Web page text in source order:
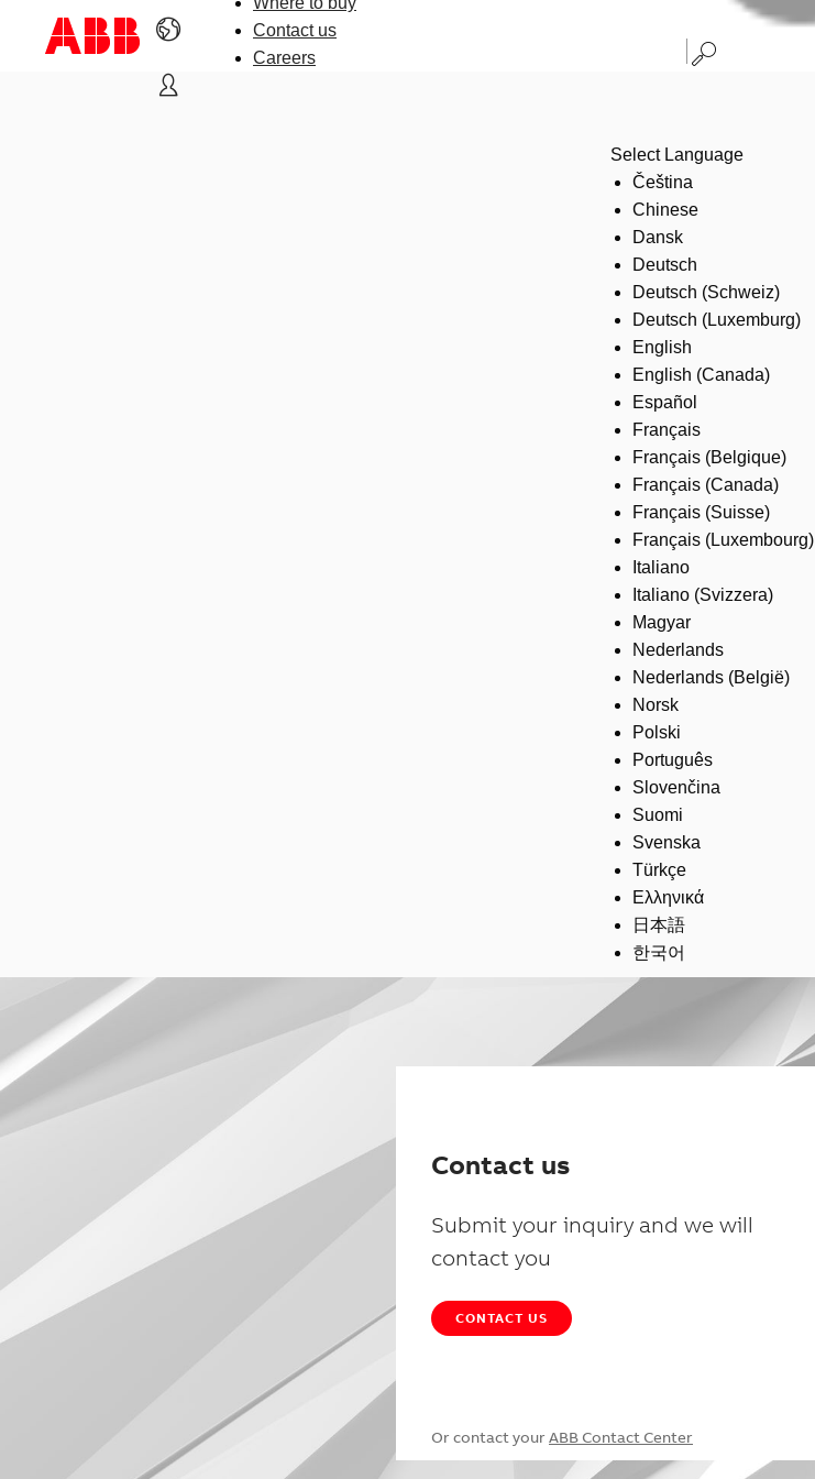
Contact us
Careers
Select Language
Čeština
Chinese
Dansk
Deutsch
Deutsch (Schweiz)
Deutsch (Luxemburg)
English
English (Canada)
Español
Français
Français (Belgique)
Français (Canada)
Français (Suisse)
Français (Luxembourg)
Italiano
Italiano (Svizzera)
Magyar
Nederlands
Nederlands (België)
Norsk
Polski
Português
Slovenčina
Suomi
Svenska
Türkçe
Ελληνικά
日本語
한국어
Contact us
Submit your inquiry and we will
contact you
CONTACT US
Or contact your ABB Contact Center